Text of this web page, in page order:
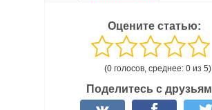
Оцените статью:
(0 голосов, среднее: 0 из 5)
Поделитесь с